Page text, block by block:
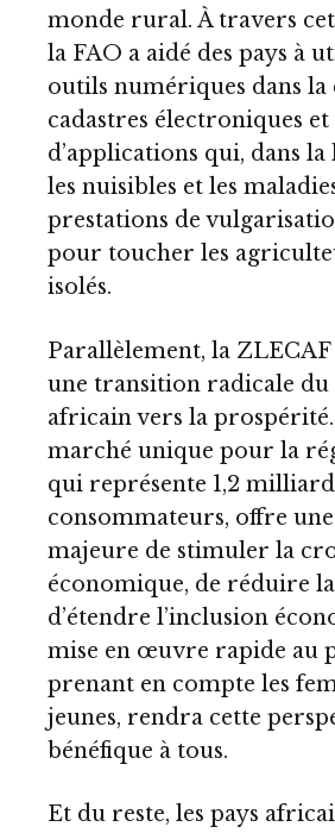
monde rural. À travers
la FAO a aidé des pays à
outils numériques dans la
cadastres électroniques et
d’applications qui, dans
les nuisibles et les
prestations de
pour toucher les
isolés.
Parallèlement, la
une transition radicale
africain vers la prospérité.
marché unique pour la
qui représente 1,2
consommateurs, offre
majeure de stimuler la
économique, de réduire
d’étendre l’inclusion
mise en œuvre rapide au
prenant en compte les
jeunes, rendra cette
bénéfique à tous.
Et du reste, les pays